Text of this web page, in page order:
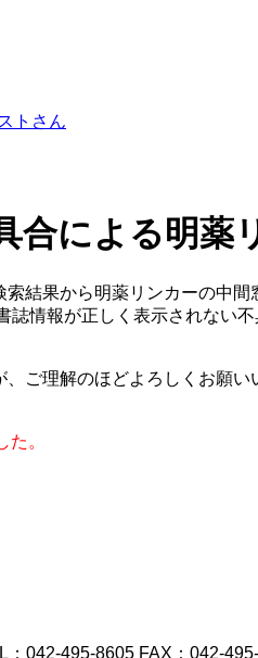
トさん
合による明
結果から明薬リンカーの中間
情報が正しく表示されない不
ご理解のほどよろしくお願い
。
042-495-8605 FAX：042-